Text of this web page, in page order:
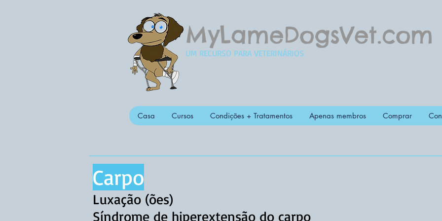
MyLameDogsVet.com
UM RECURSO PARA VETERINÁRIOS
Casa Cursos Condições + Tratamentos Apenas membros Comprar
Carpo
Luxação (ões)
Síndrome de hiperextensão do carpo